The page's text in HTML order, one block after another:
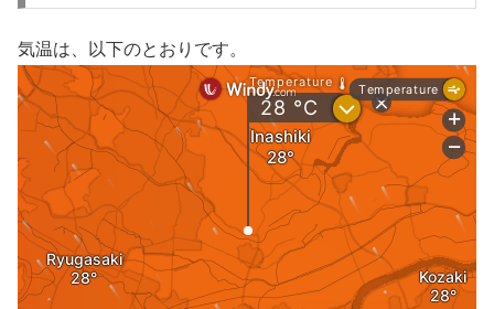
気温は、以下のとおりです。